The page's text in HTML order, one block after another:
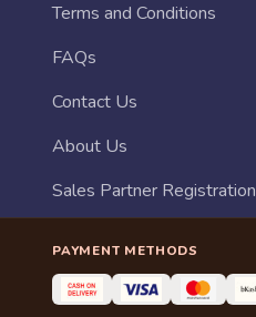
Terms and Conditions
FAQs
Contact Us
About Us
Sales Partner Registration
PAYMENT METHODS